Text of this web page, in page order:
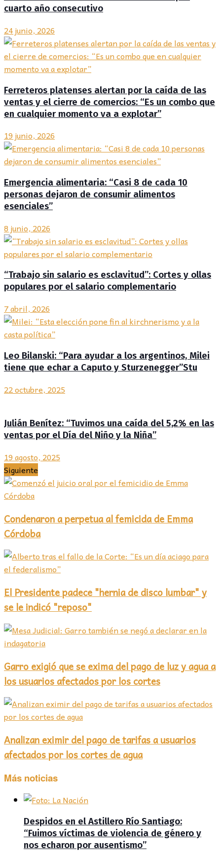
cuarto año consecutivo
24 junio, 2026
Ferreteros platenses alertan por la caída de las
ventas y el cierre de comercios: “Es un combo que
en cualquier momento va a explotar”
19 junio, 2026
Emergencia alimentaria: “Casi 8 de cada 10
personas dejaron de consumir alimentos
esenciales”
8 junio, 2026
“Trabajo sin salario es esclavitud”: Cortes y ollas
populares por el salario complementario
7 abril, 2026
Leo Bilanski: “Para ayudar a los argentinos, Milei
tiene que echar a Caputo y Sturzenegger”Stu
22 octubre, 2025
Julián Benítez: “Tuvimos una caída del 5,2% en las
ventas por el Día del Niño y la Niña”
19 agosto, 2025
Siguiente
Condenaron a perpetua al femicida de Emma
Córdoba
El Presidente padece "hernia de disco lumbar" y
se le indicó "reposo"
Garro exigió que se exima del pago de luz y agua a
los usuarios afectados por los cortes
Analizan eximir del pago de tarifas a usuarios
afectados por los cortes de agua
Más noticias
Despidos en el Astillero Río Santiago:
“Fuimos víctimas de violencia de género y
nos echaron por ausentismo”